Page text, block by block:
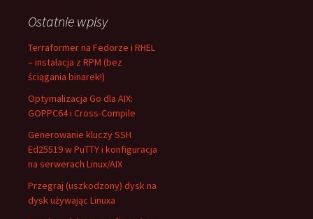
Ostatnie wpisy
Terraformer na Fedorze i RHEL
– instalacja z RPM (bez
ściągania binarek!)
Optymalizacja Go dla AIX:
GOPPC64 i Cross-Compile
Generowanie kluczy SSH
Ed25519 w PuTTY i konfiguracja
na serwerach Linux/AIX
Przegraj (uszkodzony) dysk na
dysk używając Linuxa